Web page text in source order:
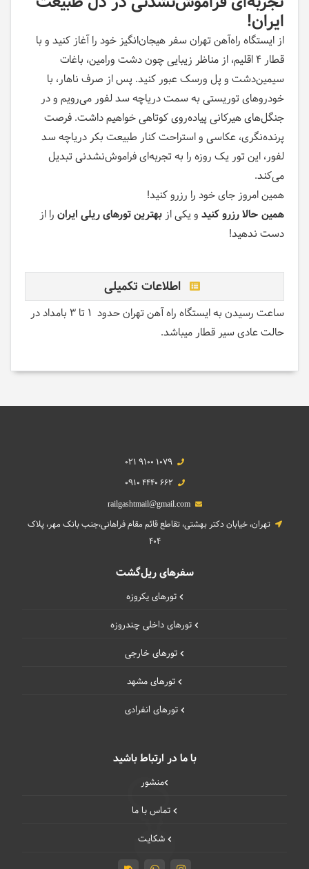
ایران!
از ایستگاه راه‌آهن تهران سفر هیجان‌انگیز خود را آغاز کنید و با
قطار ۴ اقلیم، از مناظر زیبایی چون دشت ورامین، باغات
سیمین‌دشت و پل ورسک عبور کنید. پس از صرف ناهار، با
خودروهای توریستی به سمت دریاچه سد لفور می‌رویم و در
جنگل‌های هیرکانی پیاده‌روی کوتاهی خواهیم داشت. فرصت
پرنده‌نگری، عکاسی و استراحت کنار طبیعت بکر دریاچه سد
لفور، این تور یک روزه را به تجربه‌ای فراموش‌نشدنی تبدیل
می‌کند.
همین امروز جای خود را رزرو کنید!
همین حالا رزرو کنید و یکی ازبهترین تورهای ریلی ایران را از
دست ندهید!
اطلاعات تکمیلی
ساعت رسیدن به ایستگاه راه آهن تهران حدود 1 تا 3 بامداد در
حالت عادی سیر قطار میباشد.
021 9100 1079
0910 4440 662
railgashtmail@gmail.com
تهران، خیابان دکتر بهشتی، تقاطع قائم مقام فراهانی،جنب بانک مهر، پلاک
404
سفرهای ریل‌گشت
تورهای یکروزه
تورهای داخلی چند‌روزه
تورهای خارجی
تورهای مشهد
تورهای انفرادی
با ما در ارتباط باشید
منشور
تماس با ما
شکایت